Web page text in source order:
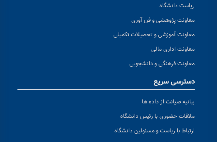
ریاست دانشگاه
معاونت پژوهشی و فن آوری
معاونت آموزشی و تحصیلات تکمیلی
معاونت اداری مالی
معاونت فرهنگی و دانشجویی
دسترسی سریع
بیانیه صیانت از داده ها
ملاقات حضوری با رئیس دانشگاه
ارتباط با ریاست و مسئولین دانشگاه